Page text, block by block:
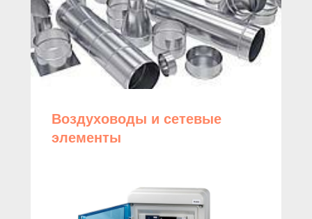
Воздуховоды и сетевые
элементы